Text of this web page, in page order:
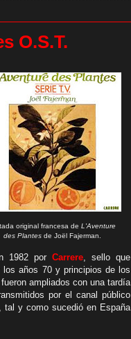
O.S.T.
original francesa de L'Aventure
des Plantesde Joël Fajerman.
1982 por Carrere, sello que
años 70 y principios de los
ampliados con una tardía
por el canal público
tal y como sucedió en España